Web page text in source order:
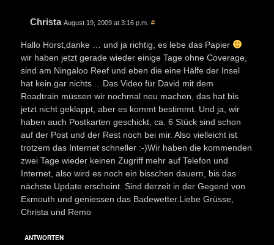
Christa August 19, 2009 at 3:16 p.m. #
Hallo Horst,danke … und ja richtig, es lebe das Papier
wir haben jetzt gerade wieder einige Tage ohne Coverage,
sind am Ningaloo Reef und eben die eine Hälfe der Insel
hat kein gar nichts …Das Video für David mit dem
Roadtrain müssen wir nochmal neu machen, das hat bis
jetzt nicht geklappt, aber es kommt bestimmt. Und ja, wir
haben auch Postkarten geschickt, ca. 6 Stück sind schon
auf der Post und der Rest noch bei mir. Also vielleicht ist
trotzem das Internet schneller :-)Wir haben die kommenden
zwei Tage wieder keinen Zugriff mehr auf Telefon und
Internet, also wird es noch ein bisschen dauern, bis das
nächste Update erscheint. Sind derzeit in der Gegend von
Exmouth und geniessen das Badewetter.Liebe Grüsse,
Christa und Remo
ANTWORTEN